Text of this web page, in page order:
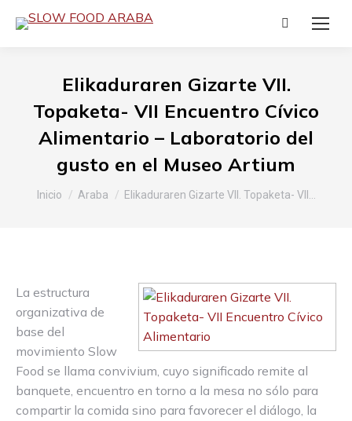
Buscar:
Elikaduraren Gizarte VII.
Topaketa- VII Encuentro Cívico
Alimentario – Laboratorio del
gusto en el Museo Artium
Estás aquí:
Inicio Araba Elikaduraren Gizarte VII. Topaketa- VII…
La estructura
organizativa de
base del
movimiento Slow
Food se llama convivium, cuyo significado remite al
banquete, encuentro en torno a la mesa no sólo para
compartir la comida sino para favorecer el diálogo, la